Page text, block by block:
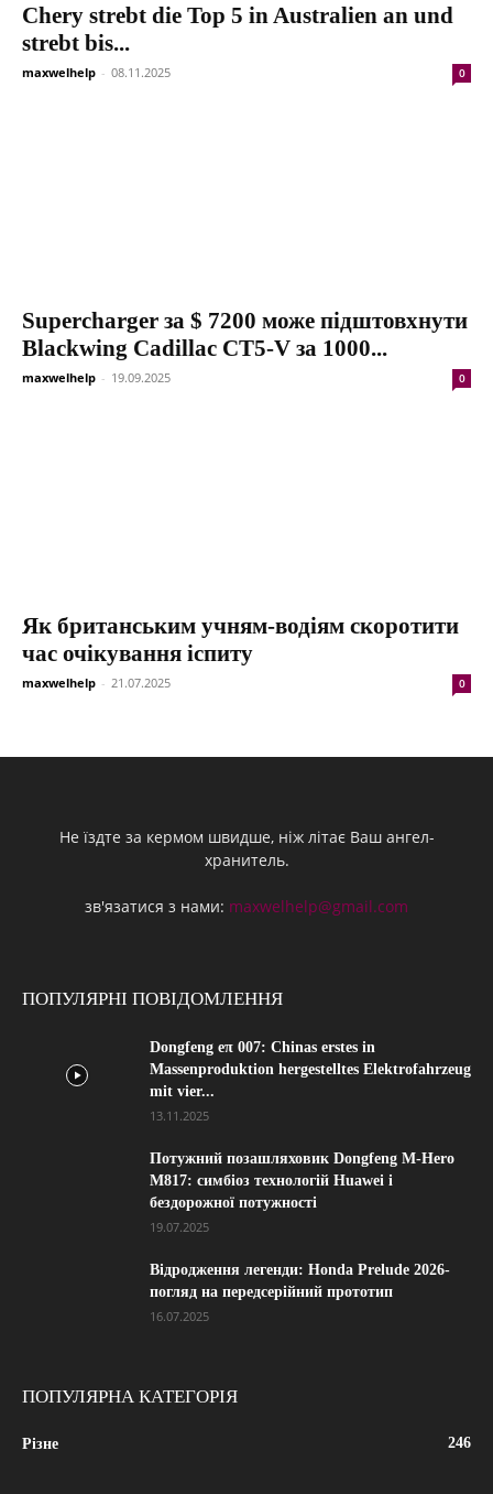
Chery strebt die Top 5 in Australien an und
strebt bis...
maxwelhelp - 08.11.2025 0
Supercharger за $ 7200 може підштовхнути
Blackwing Cadillac CT5-V за 1000...
maxwelhelp - 19.09.2025 0
Як британським учням-водіям скоротити
час очікування іспиту
maxwelhelp - 21.07.2025 0
Не їздте за кермом швидше, ніж літає Ваш ангел-
хранитель.
зв'язатися з нами: maxwelhelp@gmail.com
ПОПУЛЯРНІ ПОВІДОМЛЕННЯ
Dongfeng eπ 007: Chinas erstes in
Massenproduktion hergestelltes Elektrofahrzeug
mit vier...
13.11.2025
Потужний позашляховик Dongfeng M-Hero
M817: симбіоз технологій Huawei і
бездорожної потужності
19.07.2025
Відродження легенди: Honda Prelude 2026-
погляд на передсерійний прототип
16.07.2025
ПОПУЛЯРНА КАТЕГОРІЯ
Різне 246